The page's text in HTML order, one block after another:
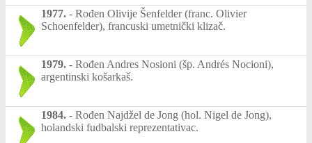
1977. - Rođen Olivije Šenfelder (franc. Olivier
Schoenfelder), francuski umetnički klizač.
1979. - Rođen Andres Nosioni (šp. Andrés Nocioni),
argentinski košarkaš.
1984. - Rođen Najdžel de Jong (hol. Nigel de Jong),
holandski fudbalski reprezentativac.